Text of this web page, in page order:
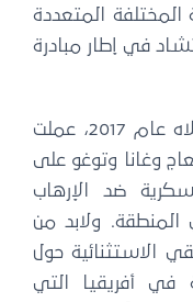
المتعددة
في إطار مبادرة
منذ إطلاق القوة المشار إليها أعلاه عام 2017، عملت
وغانا وتوغو على
ضد الإرهاب
المنطقة. ولابد من
الاستثنائية حول
في أفريقيا التي